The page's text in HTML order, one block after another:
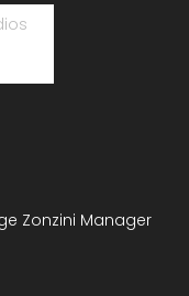
Zonzini Manager